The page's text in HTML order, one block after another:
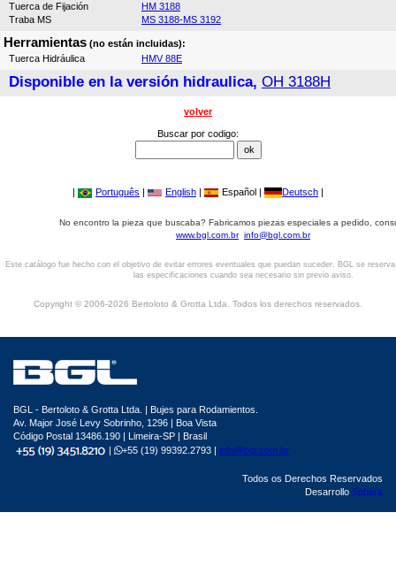
Tuerca de Fijación
HM 3188
Traba MS
MS 3188-MS 3192
Herramientas (no están incluidas):
Tuerca Hidráulica
HMV 88E
Disponible en la versión hidraulica, OH 3188H
volver
Buscar por codigo:
| Português | English | Español | Deutsch |
No encontro la pieza que buscaba? Fabricamos piezas especiales a pedido,
www.bgl.com.br info@bgl.com.br
Este catálogo fue hecho con el objetivo de evitar errores eventuales que puedan suceder. BGL se
las especificaciones cuando sea necesario sin previo aviso.
Copyright © 2006-2026 Bertoloto & Grotta Ltda. Todos los derechos reservados.
BGL - Bertoloto & Grotta Ltda. | Bujes para Rodamientos.
Av. Major José Levy Sobrinho, 1296 | Boa Vista
Código Postal 13486.190 | Limeira-SP | Brasil
|
+55 (19) 99392.2793 | info@bgl.com.br
Todos os Derechos Reservados
Desarrollo Sphera